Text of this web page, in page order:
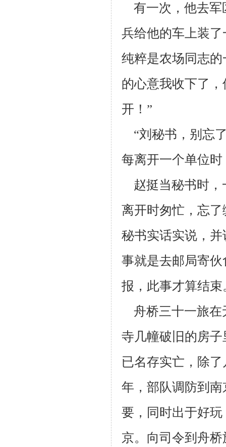
有一次，他去军
兵给他的车上装
纯粹是农场同志的
的心意我收下了，
开！”
“刘秘书，别忘
每离开一个单位
赵挺当秘书时，
离开时匆忙，忘
秘书实话实说，并
事就是去邮局寄伙
报，此事才算结束
舟桥三十一旅在
寺几幢破旧的房
已名存实亡，除了
年，部队调 防到
要，同时出于好
京。向司令到舟